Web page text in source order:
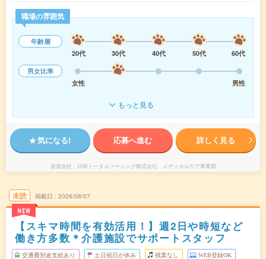
職場の雰囲気
年齢層
20代
30代 40代 50代
60代
男女比率
女性
男性
もっと見る
気になる! 応募へ進む 詳しく見る
派遣会社 日研トータルソーシング株式会社 メディカルケア事業部
未読
NEW
掲載日 2026/08/07
【スキマ時間を有効活用！】週2日や時短など
働き方多数＊介護施設でサポートスタッフ
交通費別途支給あり 土日祝日が休み 残業なし WEB登録OK